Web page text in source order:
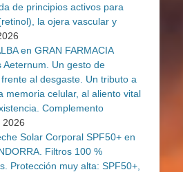
de principios activos para
la ojera vascular y
en GRAN FARMACIA
Aeternum. Un gesto de
al desgaste. Un tributo a
memoria celular, al aliento vital
Complemento
2026
Solar Corporal SPF50+ en
Filtros 100 %
Protección muy alta: SPF50+,